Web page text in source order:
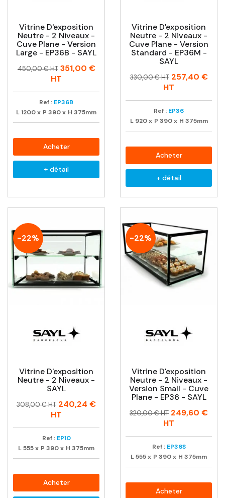
Vitrine D'exposition
Neutre - 2 Niveaux -
Cuve Plane - Version
Large - EP36B - SAYL
Prix
Prix
450,00 € HT 351,00 €
HT
Ref : EP36B
L1200x P 390x H 375mm
Acheter
+ détail
Vitrine D'exposition
Neutre - 2 Niveaux -
Cuve Plane - Version
Standard - EP36M -
SAYL
Prix
Prix
330,00 € HT 257,40 €
HT
Ref : EP36
L 920 x P 390 x H 375mm
Acheter
+ détail
-22%
Vitrine D'exposition
Neutre - 2 Niveaux -
SAYL
Prix
Prix
308,00 € HT 240,24 €
HT
Ref : EP10
L555x P 390x H 375mm
Acheter
-22%
Vitrine D'exposition
Neutre - 2 Niveaux -
Version Small - Cuve
Plane - EP36 - SAYL
Prix
Prix
320,00 € HT 249,60 €
HT
Ref : EP36S
L555x P 390x H 375mm
Acheter